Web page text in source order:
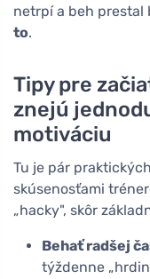
netrpí a beh prestal
to.
Tipy pre
znejú
motiváciu
Tu je pár
skúsenosťami
„hacky", skôr
Behať radšej
týždenne